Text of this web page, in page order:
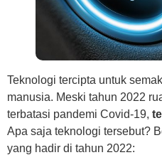
Teknologi tercipta untuk
manusia. Meski tahun 2022
terbatasi pandemi Covid-19,
Apa saja teknologi tersebut?
yang hadir di tahun 2022: